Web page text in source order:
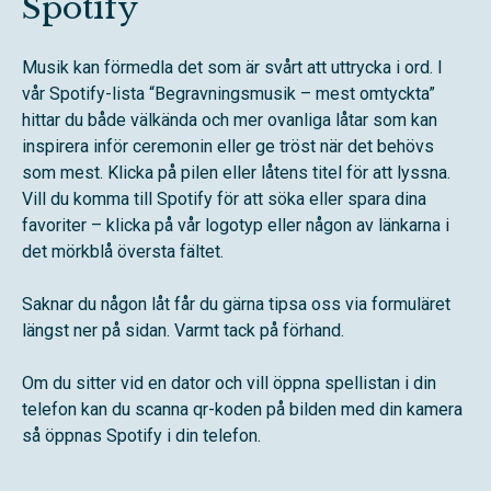
Spotify
Musik kan förmedla det som är svårt att uttrycka i ord. I
vår Spotify-lista “Begravningsmusik – mest omtyckta”
hittar du både välkända och mer ovanliga låtar som kan
inspirera inför ceremonin eller ge tröst när det behövs
som mest. Klicka på pilen eller låtens titel för att lyssna.
Vill du komma till Spotify för att söka eller spara dina
favoriter – klicka på vår logotyp eller någon av länkarna i
det mörkblå översta fältet.
Saknar du någon låt får du gärna tipsa oss via formuläret
längst ner på sidan. Varmt tack på förhand.
Om du sitter vid en dator och vill öppna spellistan i din
telefon kan du scanna qr-koden på bilden med din kamera
så öppnas Spotify i din telefon.